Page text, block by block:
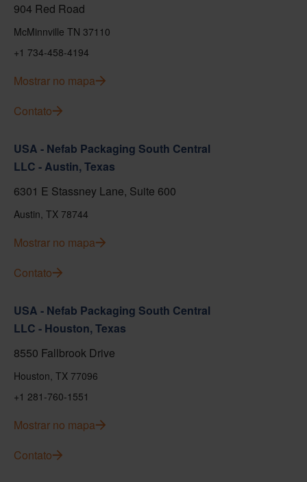
904 Red Road
McMinnville TN 37110
+1 734-458-4194
Mostrar no mapa
Contato
USA - Nefab Packaging South Central
LLC - Austin, Texas
6301 E Stassney Lane, Suite 600
Austin, TX 78744
Mostrar no mapa
Contato
USA - Nefab Packaging South Central
LLC - Houston, Texas
8550 Fallbrook Drive
Houston, TX 77096
+1 281-760-1551
Mostrar no mapa
Contato